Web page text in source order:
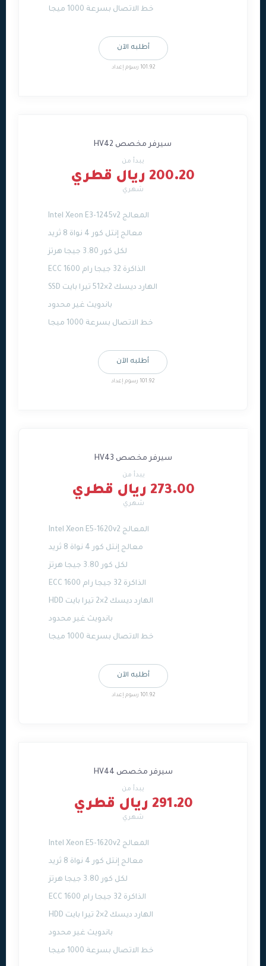
خط الاتصال بسرعة 1000 ميجا
أطلبه الآن
101.92 رسوم إعداد
سيرفر مخصص HV42
يبدأ من
200.20 ريال قطري
شهري
المعالج Intel Xeon E3-1245v2
معالج إنتل كور 4 نواة 8 ثريد
لكل كور 3.80 جيجا هرتز
الذاكرة 32 جيجا رام ECC 1600
الهارد ديسك 2×512 تيرا بايت SSD
باندويث غير محدود
خط الاتصال بسرعة 1000 ميجا
أطلبه الآن
101.92 رسوم إعداد
سيرفر مخصص HV43
يبدأ من
273.00 ريال قطري
شهري
المعالج Intel Xeon E5-1620v2
معالج إنتل كور 4 نواة 8 ثريد
لكل كور 3.80 جيجا هرتز
الذاكرة 32 جيجا رام ECC 1600
الهارد ديسك 2×2 تيرا بايت HDD
باندويث غير محدود
خط الاتصال بسرعة 1000 ميجا
أطلبه الآن
101.92 رسوم إعداد
سيرفر مخصص HV44
يبدأ من
291.20 ريال قطري
شهري
المعالج Intel Xeon E5-1620v2
معالج إنتل كور 4 نواة 8 ثريد
لكل كور 3.80 جيجا هرتز
الذاكرة 32 جيجا رام ECC 1600
الهارد ديسك 2×2 تيرا بايت HDD
باندويث غير محدود
خط الاتصال بسرعة 1000 ميجا